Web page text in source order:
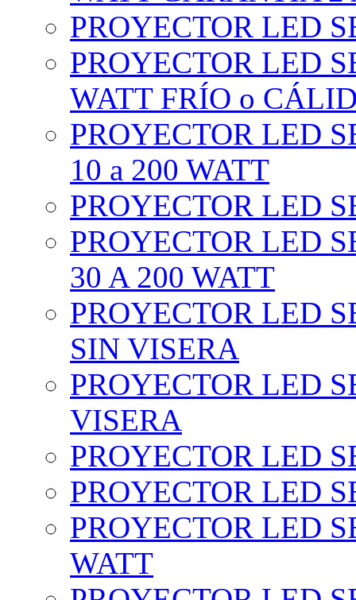
PROYECTOR LED
PROYECTOR LED
WATT FRÍO o
PROYECTOR LED
10 a 200 WATT
PROYECTOR LED
PROYECTOR LED
30 A 200 WATT
PROYECTOR LED
SIN VISERA
PROYECTOR LED
VISERA
PROYECTOR LED
PROYECTOR LED
PROYECTOR LED
WATT